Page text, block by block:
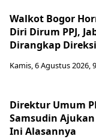
Walkot Bogor
Diri Dirum PPJ,
Dirangkap Direksi
Kamis, 6 Agustus 2026,
Direktur Umum
Samsudin
Ini Alasannya